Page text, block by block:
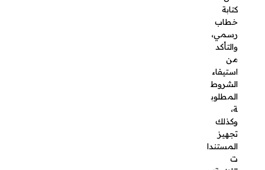
ت اللازمة؛
لذا نتناول
العديد من
النقاط
الهامة
حول
التقاعد
العسكري
في
المملكة
العربية
السعودية،